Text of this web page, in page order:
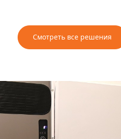
Смотреть все решения